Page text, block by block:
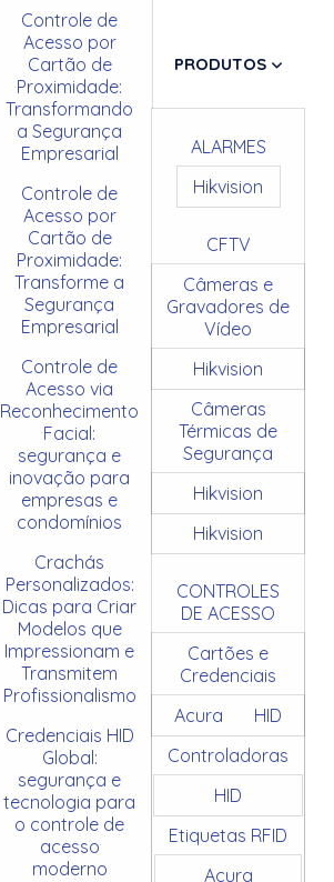
Controle de
Acesso por
Cartão de
Proximidade:
Transformando
a Segurança
Empresarial
Controle de
Acesso por
Cartão de
Proximidade:
Transforme a
Segurança
Empresarial
Controle de
Acesso via
Reconhecimento
Facial:
segurança e
inovação para
empresas e
condomínios
Crachás
Personalizados:
Dicas para Criar
Modelos que
Impressionam e
Transmitem
Profissionalismo
Credenciais HID
Global:
segurança e
tecnologia para
o controle de
acesso
moderno
PRODUTOS
ALARMES
Hikvision
CFTV
Câmeras e
Gravadores de
Vídeo
Hikvision
Câmeras
Térmicas de
Segurança
Hikvision
Hikvision
CONTROLES
DE ACESSO
Cartões e
Credenciais
Acura
HID
Controladoras
HID
Etiquetas RFID
Acura